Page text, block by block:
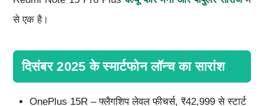
से एक है।
दिसंबर 2025 के स्मार्टफोन लॉन्च का सारांश
OnePlus 15R – फ्लैगशिप लेवल फीचर्स, ₹42,999 से स्टार्ट